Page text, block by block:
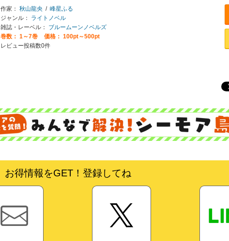
作家： 秋山龍央 / 峰星ふる
ジャンル：
ライトノベル
雑誌・レーベル：
ブルームーンノベルズ
巻数： 1～7巻
価格： 100pt～500pt
レビュー投稿数0件
お得情報をGET！登録してね